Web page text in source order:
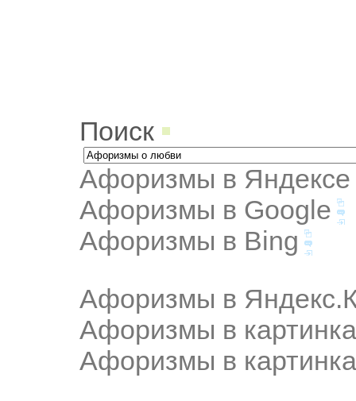
Поиск
Афоризмы в Яндексе
Афоризмы в Google
Афоризмы в Bing
Афоризмы в
Афоризмы в
Афоризмы в